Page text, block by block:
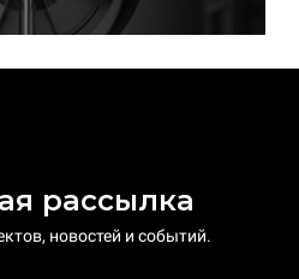
рассылка
новостей и событий.